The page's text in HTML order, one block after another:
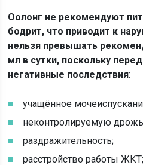
Оолонг не рекомендуют
бодрит, что приводит к
нельзя превышать
мл в сутки, поскольку
негативные последствия:
учащённое
неконтролируемую дрожь
раздражительность;
расстройство работы ЖКТ;